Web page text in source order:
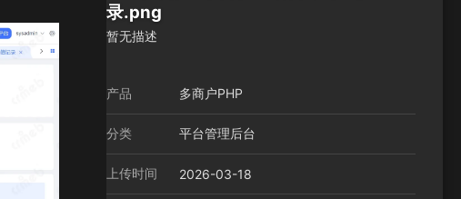
录.png
暂无描述
产品 多商户PHP
分类 平台管理后台
上传时间 2026-03-18